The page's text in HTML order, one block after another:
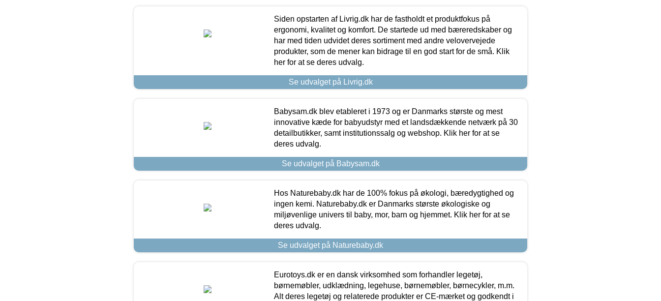
Siden opstarten af Livrig.dk har de fastholdt et produktfokus på
ergonomi, kvalitet og komfort. De startede ud med bæreredskaber og
har med tiden udvidet deres sortiment med andre velovervejede
produkter, som de mener kan bidrage til en god start for de små. Klik
her for at se deres udvalg.
Se udvalget på Livrig.dk
Babysam.dk blev etableret i 1973 og er Danmarks største og mest
innovative kæde for babyudstyr med et landsdækkende netværk på 30
detailbutikker, samt institutionssalg og webshop. Klik her for at se
deres udvalg.
Se udvalget på Babysam.dk
Hos Naturebaby.dk har de 100% fokus på økologi, bæredygtighed og
ingen kemi. Naturebaby.dk er Danmarks største økologiske og
miljøvenlige univers til baby, mor, barn og hjemmet. Klik her for at se
deres udvalg.
Se udvalget på Naturebaby.dk
Eurotoys.dk er en dansk virksomhed som forhandler legetøj,
børnemøbler, udklædning, legehuse, børnemøbler, børnecykler, m.m.
Alt deres legetøj og relaterede produkter er CE-mærket og godkendt i